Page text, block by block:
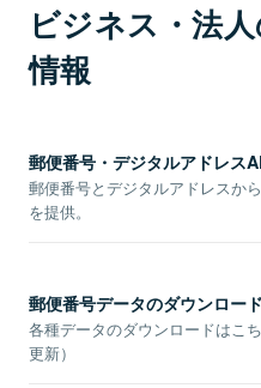
ビジネス・法
情報
郵便番号・デジタルアドレス
郵便番号とデジタルアドレスか
を提供。
郵便番号データのダウンロード
各種データのダウンロードはこ
更新）